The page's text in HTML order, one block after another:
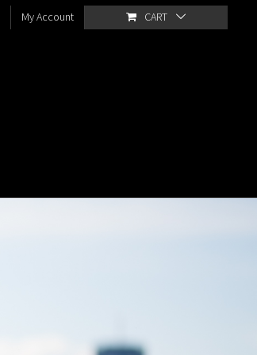
My Account CART